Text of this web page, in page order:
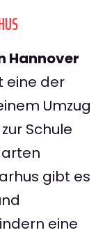
Hannover
eine der
Umzug
Schule
gibt es
eine